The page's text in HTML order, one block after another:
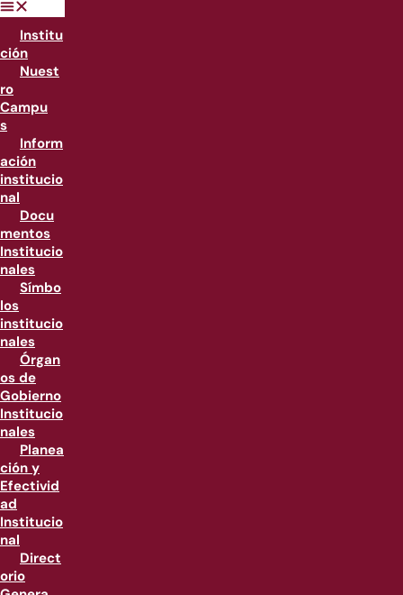
Institu
ción
Nuest
ro
Campu
s
Inform
ación
institucio
nal
Docu
mentos
Institucio
nales
Símbo
los
institucio
nales
Órgan
os de
Gobierno
Institucio
nales
Planea
ción y
Efectivid
ad
Institucio
nal
Direct
orio